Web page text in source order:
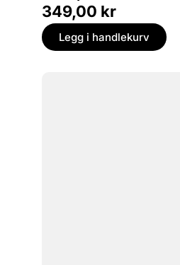
349,00 kr
Legg i handlekurv